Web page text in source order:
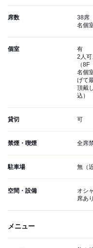
席数
38席
名個
個室
有
2人
（
名個
げて
頂戴
込）
貸切 可
禁煙・喫煙 全席
駐車場 無（
空間・設備
オシ
席あり
メニュー